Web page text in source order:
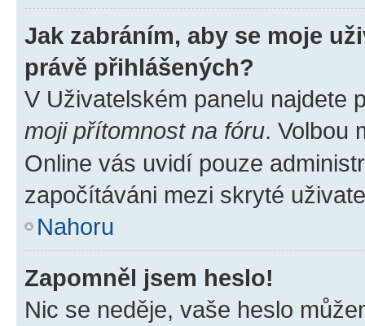
Jak zabráním, aby se moje
právě přihlášených?
V Uživatelském panelu najdete
moji přítomnost na fóru. Volbou
Online vás uvidí pouze
započítáváni mezi skryté
Nahoru
Zapomněl jsem heslo!
Nic se neděje, vaše heslo